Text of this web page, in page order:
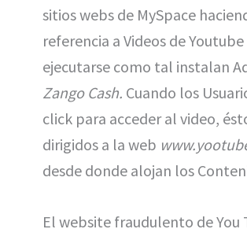
sitios webs de MySpace
referencia a Videos de
ejecutarse como tal instalan
Zango Cash. Cuando los
click para acceder al video,
dirigidos a la web
desde donde alojan los
El website fraudulento de You